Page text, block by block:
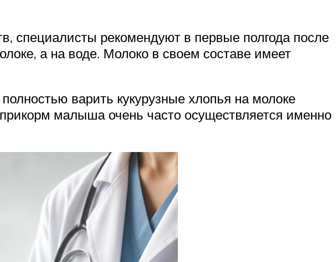
специалисты рекомендуют в первые полгода после
а на воде. Молоко в своем составе имеет
варить кукурузные хлопья на молоке
малыша очень часто осуществляется именно